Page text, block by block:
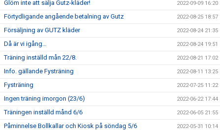
Glöm inte att sälja Gutz-kläder! 2022-09-09 16:20
Förtydligande angående betalning av Gutz 2022-08-25 18:57
Försäljning av GUTZ kläder 2022-08-24 21:35
Då är vi igång… 2022-08-24 19:51
Träning inställd mån 22/8. 2022-08-21 17:02
Info. gällande Fysträning 2022-08-11 13:25
Fysträning 2022-07-25 11:22
Ingen träning imorgon (23/6) 2022-06-22 17:44
Träningen inställd månd 6/6 2022-06-05 21:55
Påminnelse Bollkallar och Kiosk på söndag 5/6 2022-05-31 10:14